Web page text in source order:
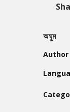
অঘুম
Author